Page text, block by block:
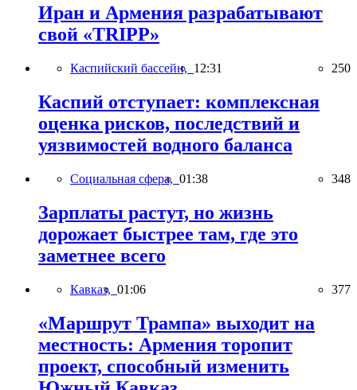
Иран и Армения разрабатывают
свой «TRIPP»
Каспийский бассейн, 12:31 250
Каспий отступает: комплексная
оценка рисков, последствий и
уязвимостей водного баланса
Социальная сфера, 01:38 348
Зарплаты растут, но жизнь
дорожает быстрее там, где это
заметнее всего
Кавказ, 01:06 377
«Маршрут Трампа» выходит на
местность: Армения торопит
проект, способный изменить